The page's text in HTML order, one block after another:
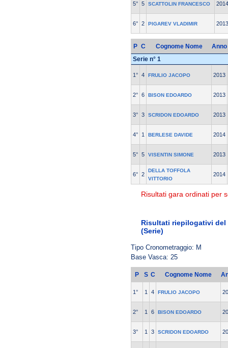
5° 5 SCATTOLIN FRANCESCO 2014
6° 2 PIGAREV VLADIMIR 2013
P C Cognome Nome
Anno
Serie n° 1
1° 4 FRULIO JACOPO 2013
2° 6 BISON EDOARDO 2013
3° 3 SCRIDON EDOARDO 2013
4° 1 BERLESE DAVIDE 2014
5° 5 VISENTIN SIMONE 2013
6° 2
DELLA TOFFOLA
VITTORIO
2014
Risultati gara ordinati per
Risultati riepilogativi del
(Serie)
Tipo Cronometraggio: M
Base Vasca: 25
P S C Cognome Nome
1° 1 4 FRULIO JACOPO
2° 1 6 BISON EDOARDO
3° 1 3 SCRIDON EDOARDO